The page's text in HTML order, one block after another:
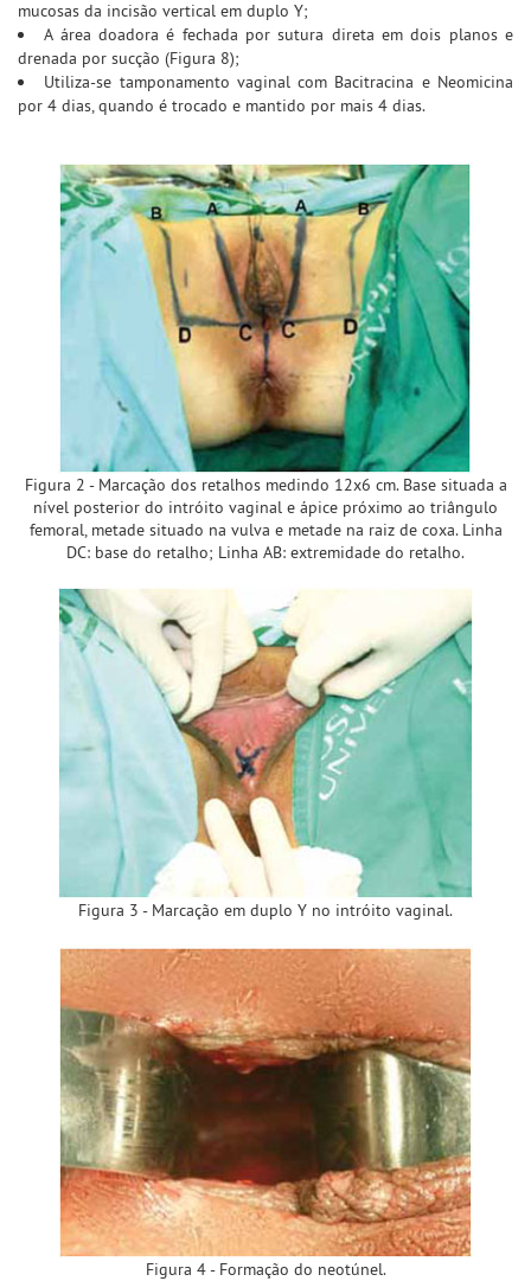
mucosas da incisão vertical em duplo Y;
A área doadora é fechada por sutura direta em dois planos e
drenada por sucção (Figura 8);
Utiliza-se tamponamento vaginal com Bacitracina e Neomicina
por 4 dias, quando é trocado e mantido por mais 4 dias.
Figura 2 - Marcação dos retalhos medindo 12x6 cm. Base situada a
nível posterior do intróito vaginal e ápice próximo ao triângulo
femoral, metade situado na vulva e metade na raiz de coxa. Linha
DC: base do retalho; Linha AB: extremidade do retalho.
Figura 3 - Marcação em duplo Y no intróito vaginal.
Figura 4 - Formação do neotúnel.